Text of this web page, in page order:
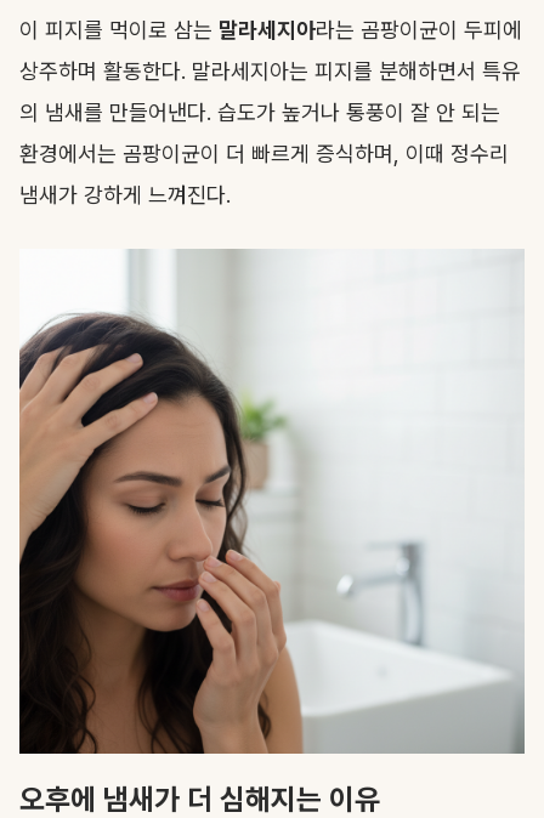
이 피지를 먹이로 삼는 말라세지아라는 곰팡이균이 두피에
상주하며 활동한다. 말라세지아는 피지를 분해하면서 특유
의 냄새를 만들어낸다. 습도가 높거나 통풍이 잘 안 되는
환경에서는 곰팡이균이 더 빠르게 증식하며, 이때 정수리
냄새가 강하게 느껴진다.
오후에 냄새가 더 심해지는 이유